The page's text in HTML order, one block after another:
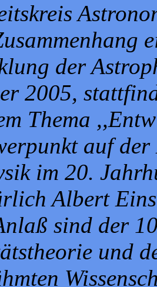
der
2005,
Thema
auf
im 20.
Albert
sind der
und